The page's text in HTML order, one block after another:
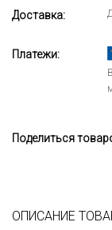
Доставка:
Платежи:
Поделиться
ОПИСАНИЕ